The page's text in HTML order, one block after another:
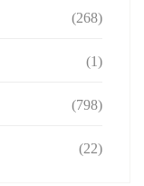
(268)
(1)
(798)
(22)